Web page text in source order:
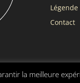
Légende
Contact
Conditions
la meilleure